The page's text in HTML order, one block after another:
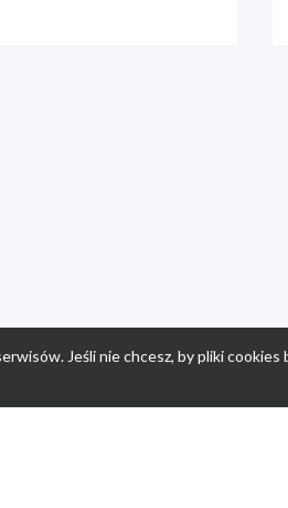
Jeśli nie chcesz, by pliki